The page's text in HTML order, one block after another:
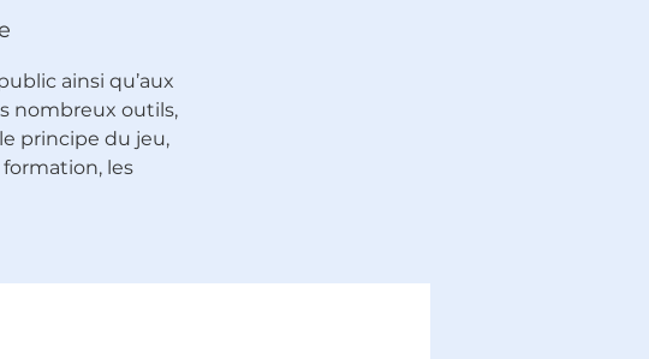
ainsi qu’aux
nombreux outils,
principe du jeu,
les